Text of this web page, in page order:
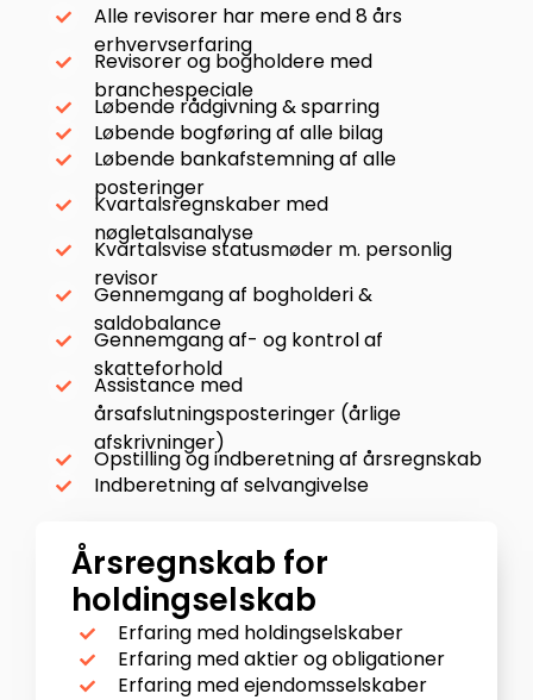
Alle revisorer har mere end 8 års
erhvervserfaring
Revisorer og bogholdere med
branchespeciale
Løbende rådgivning & sparring
Løbende bogføring af alle bilag
Løbende bankafstemning af alle
posteringer
Kvartalsregnskaber med
nøgletalsanalyse
Kvartalsvise statusmøder m. personlig
revisor
Gennemgang af bogholderi &
saldobalance
Gennemgang af- og kontrol af
skatteforhold
Assistance med
årsafslutningsposteringer (årlige
afskrivninger)
Opstilling og indberetning af årsregnskab
Indberetning af selvangivelse
Årsregnskab for
holdingselskab
Erfaring med holdingselskaber
Erfaring med aktier og obligationer
Erfaring med ejendomsselskaber